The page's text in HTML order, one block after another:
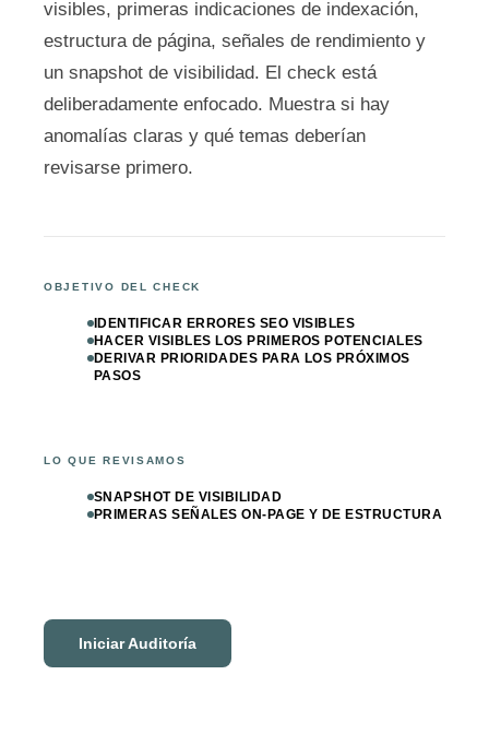
visibles, primeras indicaciones de indexación,
estructura de página, señales de rendimiento y
un snapshot de visibilidad. El check está
deliberadamente enfocado. Muestra si hay
anomalías claras y qué temas deberían
revisarse primero.
OBJETIVO DEL CHECK
IDENTIFICAR ERRORES SEO VISIBLES
HACER VISIBLES LOS PRIMEROS POTENCIALES
DERIVAR PRIORIDADES PARA LOS PRÓXIMOS
PASOS
LO QUE REVISAMOS
SNAPSHOT DE VISIBILIDAD
PRIMERAS SEÑALES ON-PAGE Y DE ESTRUCTURA
Iniciar Auditoría